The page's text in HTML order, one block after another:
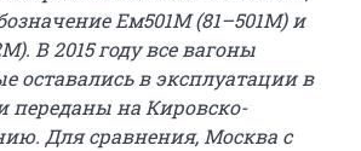
Ем501М (81–501М) и
В 2015 году все вагоны
оставались в эксплуатации в
переданы на Кировско-
Для сравнения, Москва с